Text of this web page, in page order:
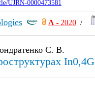
UJRN-0000473581
А - 2020/
С. В.